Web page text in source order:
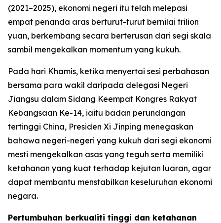
(2021–2025), ekonomi negeri itu telah melepasi
empat penanda aras berturut-turut bernilai trilion
yuan, berkembang secara berterusan dari segi skala
sambil mengekalkan momentum yang kukuh.
Pada hari Khamis, ketika menyertai sesi perbahasan
bersama para wakil daripada delegasi Negeri
Jiangsu dalam Sidang Keempat Kongres Rakyat
Kebangsaan Ke-14, iaitu badan perundangan
tertinggi China, Presiden Xi Jinping menegaskan
bahawa negeri-negeri yang kukuh dari segi ekonomi
mesti mengekalkan asas yang teguh serta memiliki
ketahanan yang kuat terhadap kejutan luaran, agar
dapat membantu menstabilkan keseluruhan ekonomi
negara.
Pertumbuhan berkualiti tinggi dan ketahanan